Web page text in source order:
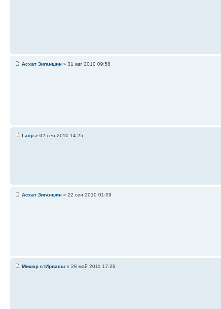
Асхат Зиганшин » 31 авг 2010 09:58
Гаяр » 02 сен 2010 14:25
Асхат Зиганшин » 22 сен 2010 01:09
Мишэр стИрвасы » 28 май 2011 17:26